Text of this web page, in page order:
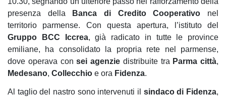
presenza della
Banca di Credito Cooperativo nel
territorio parmense. Con questa apertura, l’istituto del
Gruppo BCC Iccrea, già radicato in tutte le province
emiliane, ha consolidato la propria rete nel parmense,
dove operava consei agenzie distribuite tra Parma città,
Medesano, Collecchio e ora Fidenza.
Al taglio del nastro sono intervenuti il sindaco di Fidenza,